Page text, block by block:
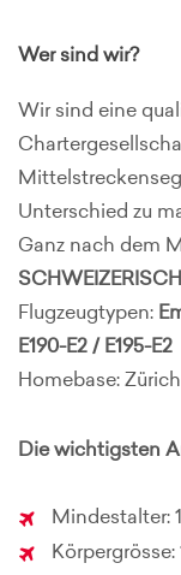
Wer sind wir?
Wir sind eine
Unterschied zu
Ganz nach dem
SCHWEIZERISCH
Flugzeugtypen:
E190-E2 / E195-E2
Homebase: Zürich
Die wichtigsten
Mindestalter:
Körpergrösse: